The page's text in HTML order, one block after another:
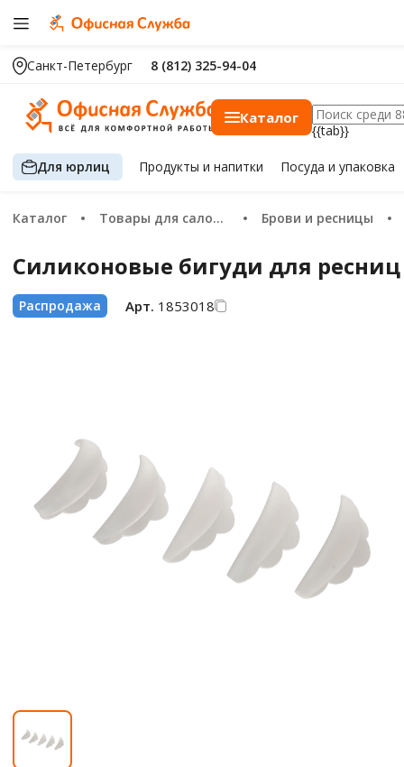
Санкт-Петербург 8 (812) 325-94-04
Каталог
{{tab}}
Для юрлиц Продуктыи напитки Посуда и упаковка
Каталог Товары для салонов красоты Брови и ресницы
Силиконовые бигуди для ресниц
Распродажа Арт. 1853018